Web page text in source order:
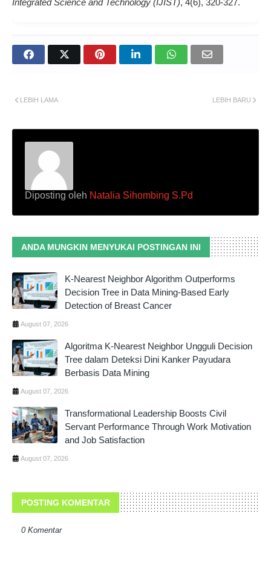
Integrated Science and Technology (IJIST), 4(6), 320-327.
LEBIH BARU
LEBIH LAMA
Diposting oleh Natalia Sihombing S.Pd
ANDA MUNGKIN MENYUKAI POSTINGAN INI
K-Nearest Neighbor Algorithm Outperforms
Decision Tree in Data Mining-Based Early
Detection of Breast Cancer
August 07, 2026
Algoritma K-Nearest Neighbor Ungguli Decision
Tree dalam Deteksi Dini Kanker Payudara
Berbasis Data Mining
August 07, 2026
Transformational Leadership Boosts Civil
Servant Performance Through Work Motivation
and Job Satisfaction
August 07, 2026
POSTING KOMENTAR
0 Komentar